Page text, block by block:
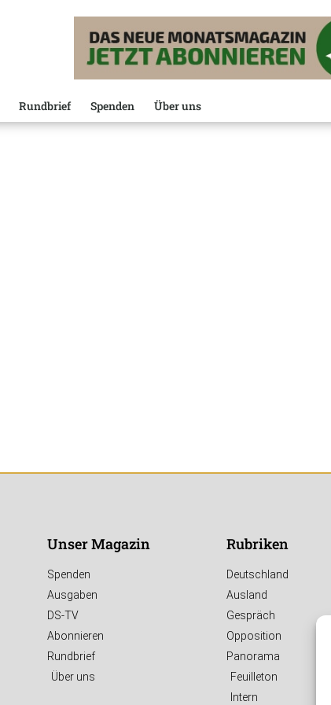
Rundbrief Spenden Über uns
Unser Magazin
Spenden
Ausgaben
DS-TV
Abonnieren
Rundbrief
Über uns
Rubriken
Deutschland
Ausland
Gespräch
Opposition
Panorama
Feuilleton
Intern